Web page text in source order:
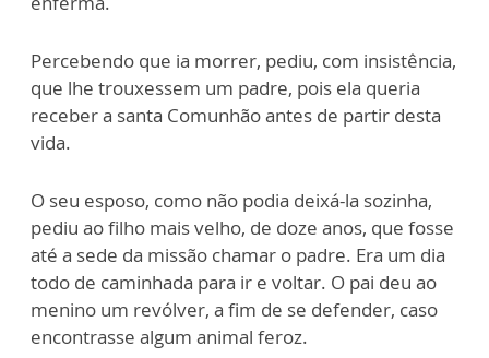
Percebendo que ia morrer, pediu, com insistência,
que lhe trouxessem um padre, pois ela queria
receber a santa Comunhão antes de partir desta
vida.
O seu esposo, como não podia deixá-la sozinha,
pediu ao filho mais velho, de doze anos, que fosse
até a sede da missão chamar o padre. Era um dia
todo de caminhada para ir e voltar. O pai deu ao
menino um revólver, a fim de se defender, caso
encontrasse algum animal feroz.